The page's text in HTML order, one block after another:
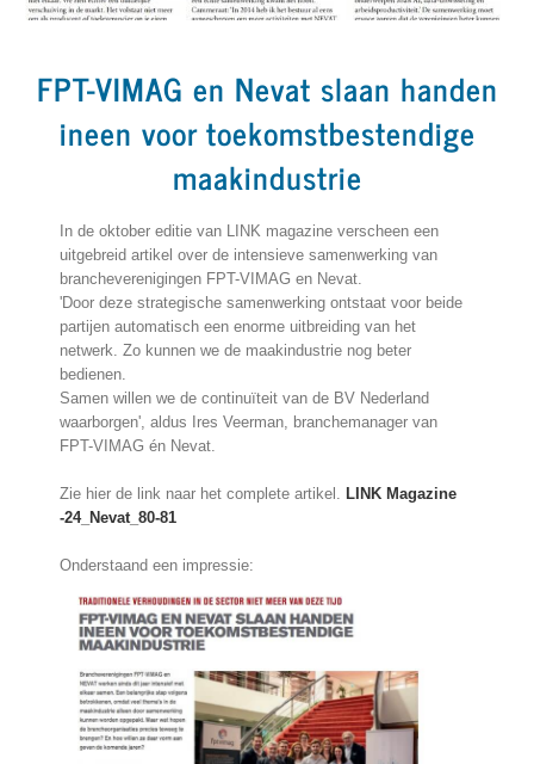
FPT-VIMAG en Nevat slaan handen
ineen voor toekomstbestendige
maakindustrie
In de oktober editie van LINK magazine verscheen een
uitgebreid artikel over de intensieve samenwerking van
brancheverenigingen FPT-VIMAG en Nevat.
'Door deze strategische samenwerking ontstaat voor beide
partijen automatisch een enorme uitbreiding van het
netwerk. Zo kunnen we de maakindustrie nog beter
bedienen.
Samen willen we de continuïteit van de BV Nederland
waarborgen', aldus Ires Veerman, branchemanager van
FPT-VIMAG én Nevat.
Zie hier de link naar het complete artikel. LINK Magazine
-24_Nevat_80-81
Onderstaand een impressie: